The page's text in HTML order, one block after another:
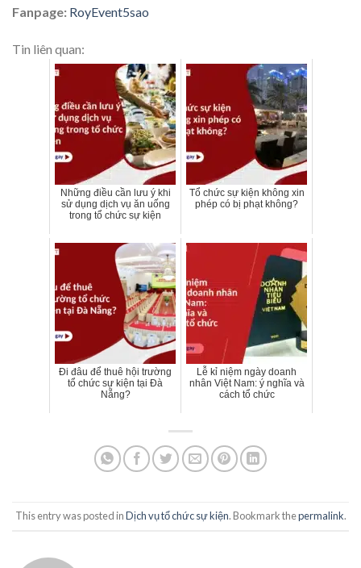
Fanpage: RoyEvent5sao
Tin liên quan:
Những điều cần lưu ý khi
sử dụng dịch vụ ăn uống
trong tổ chức sự kiện
Tổ chức sự kiện không xin
phép có bị phạt không?
Đi đâu để thuê hội trường
tổ chức sự kiện tại Đà
Nẵng?
Lễ kỉ niệm ngày doanh
nhân Việt Nam: ý nghĩa và
cách tổ chức
This entry was posted inDịch vụ tổ chức sự kiện. Bookmark thepermalink.